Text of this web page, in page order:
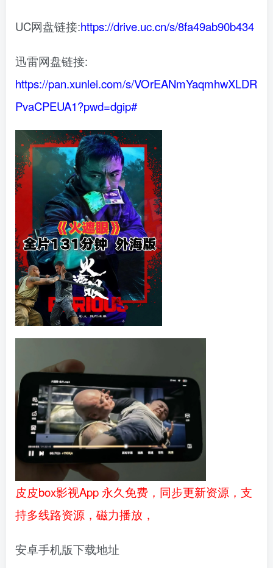
UC网盘链接:https://drive.uc.cn/s/8fa49ab90b434
迅雷网盘链接:
https://pan.xunlei.com/s/VOrEANmYaqmhwXLDR
PvaCPEUA1?pwd=dgip#
皮皮box影视App 永久免费，同步更新资源，支
持多线路资源，磁力播放，
安卓手机版下载地址